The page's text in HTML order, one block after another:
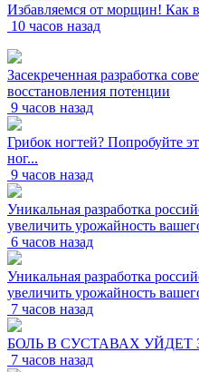
Избавляемся от морщин! Как
10 часов назад
Засекреченная разработка
восстановления потенции
9 часов назад
Грибок ногтей? Попробуйте
ног...
9 часов назад
Уникальная разработка
увеличить урожайность
6 часов назад
Уникальная разработка
увеличить урожайность
7 часов назад
БОЛЬ В СУСТАВАХ УЙДЕТ
7 часов назад